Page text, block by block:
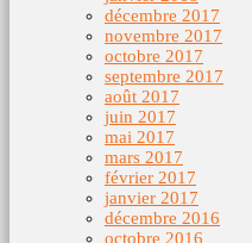
décembre 2017
novembre 2017
octobre 2017
septembre 2017
août 2017
juin 2017
mai 2017
mars 2017
février 2017
janvier 2017
décembre 2016
octobre 2016